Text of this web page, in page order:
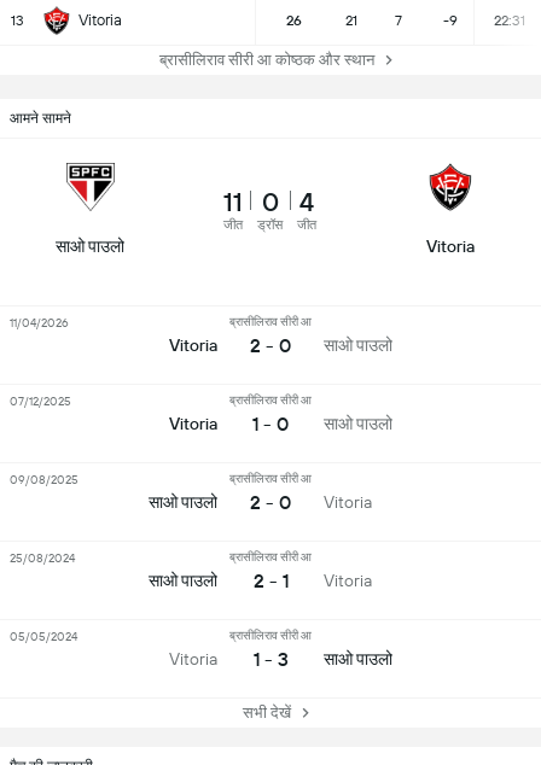
13 Vitoria 26 21 7 -9 22:31
ब्रासीलिराव सीरी आ कोष्ठक और स्थान
आमने सामने
साओ पाउलो
11
जीत
0
ड्रॉस
4
जीत
Vitoria
Vitoria
ब्रासीलिराव सीरी आ
2 - 0 साओ पाउलो
11/04/2026
Vitoria
ब्रासीलिराव सीरी आ
1 - 0 साओ पाउलो
07/12/2025
साओ पाउलो
ब्रासीलिराव सीरी आ
2 - 0 Vitoria
09/08/2025
साओ पाउलो
ब्रासीलिराव सीरी आ
2 - 1 Vitoria
25/08/2024
Vitoria
ब्रासीलिराव सीरी आ
1 - 3 साओ पाउलो
05/05/2024
सभी देखें